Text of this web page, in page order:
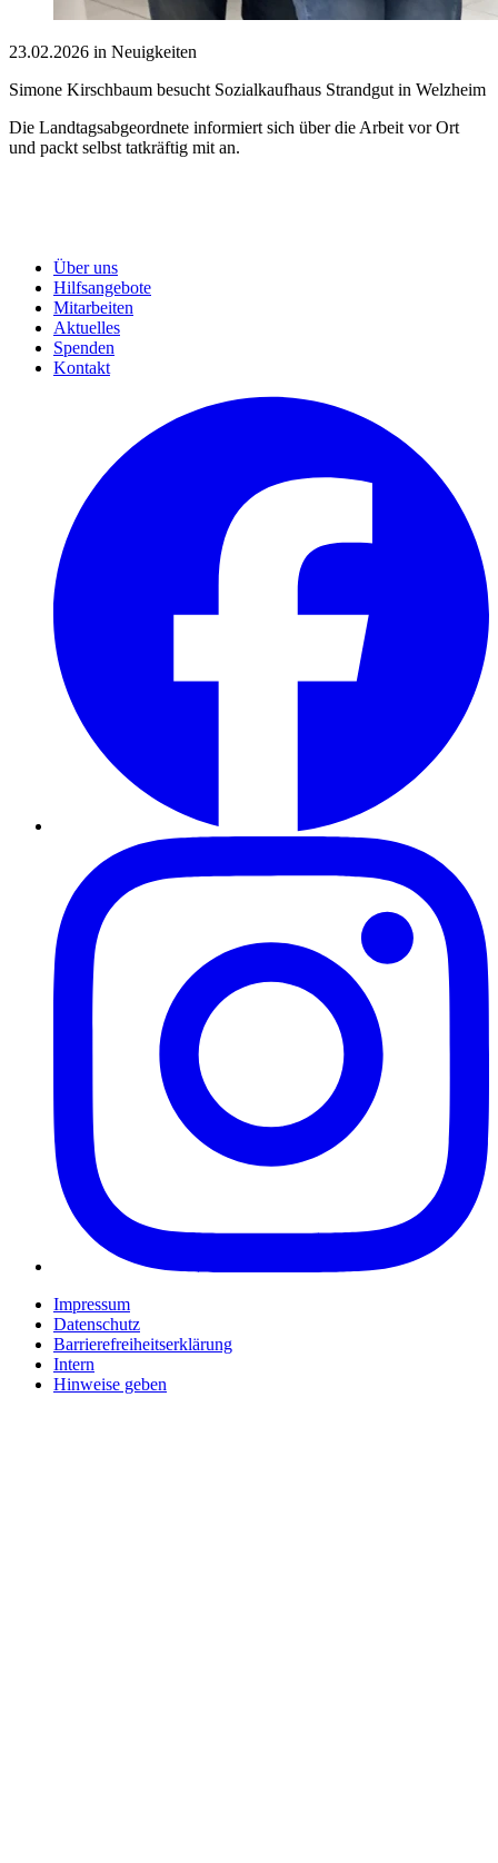
23.02.2026 in Neuigkeiten
Simone Kirschbaum besucht Sozialkaufhaus Strandgut in Welzheim
Die Landtagsabgeordnete informiert sich über die Arbeit vor Ort
und packt selbst tatkräftig mit an.
Über uns
Hilfsangebote
Mitarbeiten
Aktuelles
Spenden
Kontakt
Impressum
Datenschutz
Barrierefreiheitserklärung
Intern
Hinweise geben